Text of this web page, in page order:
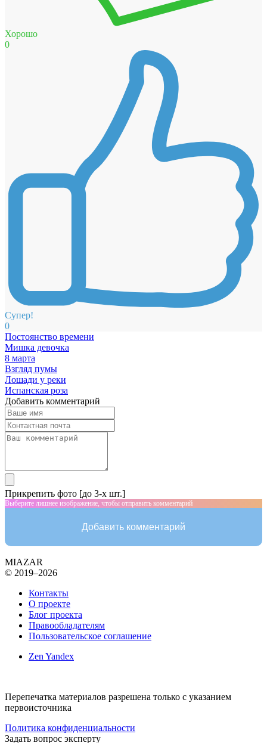
Хорошо
0
Супер!
0
Постоянство времени
Мишка девочка
8 марта
Взгляд пумы
Лошади у реки
Испанская роза
Добавить комментарий
Прикрепить фото [до 3-х шт.]
Выберите лишнее изображение, чтобы отправить комментарий
Добавить комментарий
MIAZAR
© 2019–2026
Контакты
О проекте
Блог проекта
Правообладателям
Пользовательское соглашение
Zen Yandex
Перепечатка материалов разрешена только с указанием
первоисточника
Политика конфиденциальности
Задать вопрос эксперту